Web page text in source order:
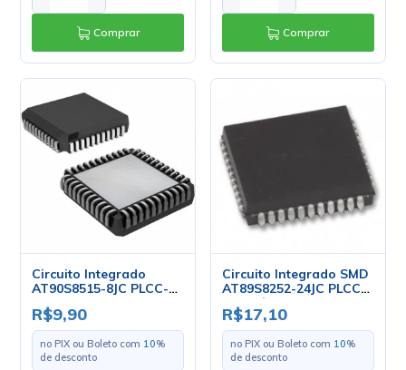
Comprar Comprar
Circuito Integrado
AT90S8515-8JC PLCC-44
- Atmel
R$9,90
no PIX ou Boleto com 10%
de desconto
Circuito Integrado SMD
AT89S8252-24JC PLCC-
44 - Cód. Loja 1876 -
Atmel
R$17,10
no PIX ou Boleto com 10%
de desconto